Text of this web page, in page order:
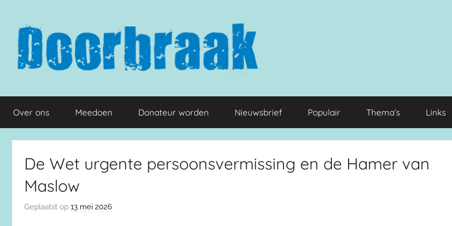
inhoud
springen
Doorbraak.eu
Over ons Meedoen Donateur worden Nieuwsbrief Populair Thema’s Links
De Wet urgente persoonsvermissing en de Hamer van
Maslow
Geplaatst op 13 mei 2026